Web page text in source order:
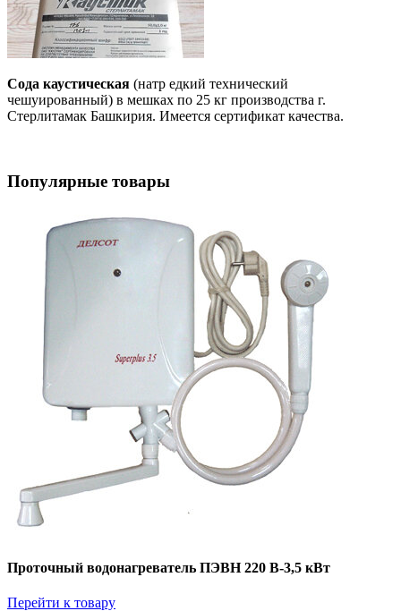
Сода каустическая (натр едкий технический
чешуированный) в мешках по 25 кг производства г.
Стерлитамак Башкирия. Имеется сертификат качества.
Популярные товары
Проточный водонагреватель ПЭВН 220 В-3,5 кВт
Перейти к товару